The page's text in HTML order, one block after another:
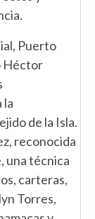
Puerto
Héctor
la
de la Isla.
reconocida
una técnica
carteras,
Torres,